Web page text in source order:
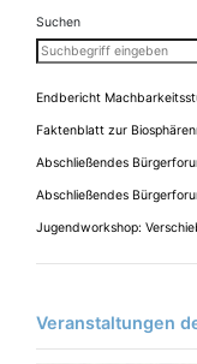
Suchen
Endbericht
Faktenblatt zur
Abschließendes
Abschließendes
Jugendworkshop:
Veranstaltungen